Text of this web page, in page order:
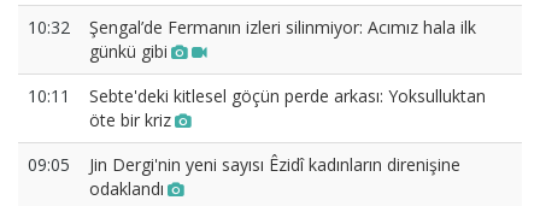
10:32
Şengal’de Fermanın izleri silinmiyor: Acımız hala ilk
günkü gibi
10:11
Sebte'deki kitlesel göçün perde arkası: Yoksulluktan
öte bir kriz
09:05
Jin Dergi'nin yeni sayısı Êzidî kadınların direnişine
odaklandı